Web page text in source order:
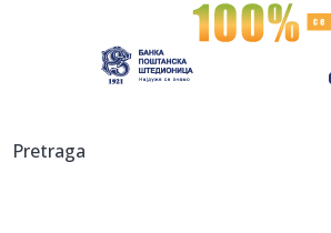
Без воде део Роткварије
09:56:Bivša nada Junajteda: "Kakva sam
akcija:...
Pretraga